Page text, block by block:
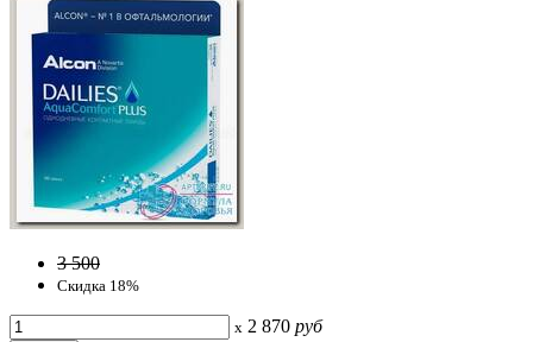
3 500
Скидка 18%
x 2 870 руб